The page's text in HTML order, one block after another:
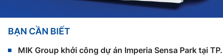
BẠN CẦN BIẾT
MIK Group khởi công dự án Imperia Sensa Park tại